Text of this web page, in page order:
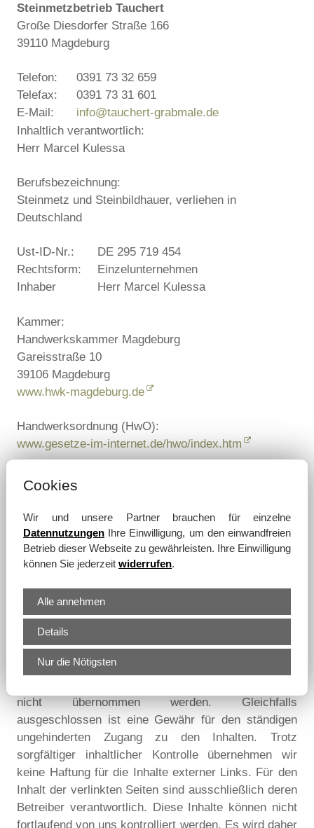
Steinmetzbetrieb Tauchert
Große Diesdorfer Straße 166
39110 Magdeburg
Telefon:
0391 73 32 659
Telefax:
0391 73 31 601
E-Mail:
info@tauchert-grabmale.de
Inhaltlich verantwortlich:
Herr Marcel Kulessa
Berufsbezeichnung:
Steinmetz und Steinbildhauer, verliehen in
Deutschland
Ust-ID-Nr.:
DE 295 719 454
Rechtsform:
Einzelunternehmen
Inhaber
Herr Marcel Kulessa
Kammer:
Handwerkskammer Magdeburg
Gareisstraße 10
39106 Magdeburg
www.hwk-magdeburg.de
Handwerksordnung (HwO):
www.gesetze-im-internet.de/hwo/index.htm
Haftungsausschluss
Wir sind bemüht, dafür Sorge zu tragen, die Inhalte
auf den Internetseiten zeitnah, vollständig und richtig
zu gestalten. Eine Gewähr für die Aktualität,
nicht übernommen werden. Gleichfalls
ausgeschlossen ist eine Gewähr für den ständigen
ungehinderten Zugang zu den Inhalten. Trotz
sorgfältiger inhaltlicher Kontrolle übernehmen wir
keine Haftung für die Inhalte externer Links. Für den
Inhalt der verlinkten Seiten sind ausschließlich deren
Betreiber verantwortlich. Diese Inhalte können nicht
fortlaufend von uns kontrolliert werden. Es wird daher
Cookies
Wir und unsere Partner brauchen für einzelne
Datennutzungen Ihre Einwilligung, um den einwandfreien
Betrieb dieser Webseite zu gewährleisten. Ihre Einwilligung
können Sie jederzeit widerrufen.
Alle annehmen
Details
Nur die Nötigsten